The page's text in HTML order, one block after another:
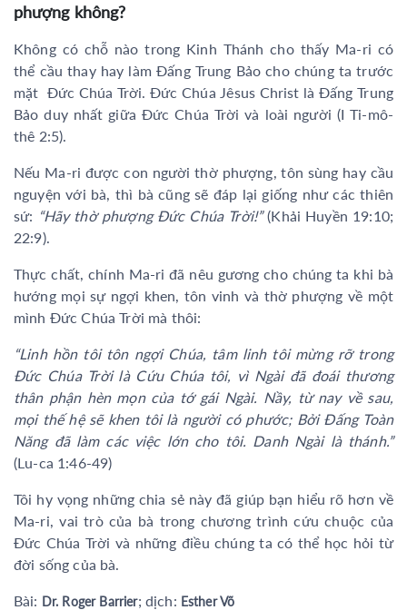
phượng không?
Không có chỗ nào trong Kinh Thánh cho thấy Ma-ri có
thể cầu thay hay làm Đấng Trung Bảo cho chúng ta trước
mặt Đức Chúa Trời. Đức Chúa Jêsus Christ là Đấng Trung
Bảo duy nhất giữa Đức Chúa Trời và loài người (I Ti-mô-
thê 2:5).
Nếu Ma-ri được con người thờ phượng, tôn sùng hay cầu
nguyện với bà, thì bà cũng sẽ đáp lại giống như các thiên
sứ: “Hãy thờ phượng Đức Chúa Trời!”(Khải Huyền 19:10;
22:9).
Thực chất, chính Ma-ri đã nêu gương cho chúng ta khi bà
hướng mọi sự ngợi khen, tôn vinh và thờ phượng về một
mình Đức Chúa Trời mà thôi:
“Linh hồn tôi tôn ngợi Chúa, tâm linh tôi mừng rỡ trong
Đức Chúa Trời là Cứu Chúa tôi, vì Ngài đã đoái thương
thân phận hèn mọn của tớ gái Ngài. Nầy, từ nay về sau,
mọi thế hệ sẽ khen tôi là người có phước; Bởi Đấng Toàn
Năng đã làm các việc lớn cho tôi. Danh Ngài là thánh.”
(Lu-ca 1:46-49)
Tôi hy vọng những chia sẻ này đã giúp bạn hiểu rõ hơn về
Ma-ri, vai trò của bà trong chương trình cứu chuộc của
Đức Chúa Trời và những điều chúng ta có thể học hỏi từ
đời sống của bà.
Bài: Dr. Roger Barrier; dịch: Esther Võ